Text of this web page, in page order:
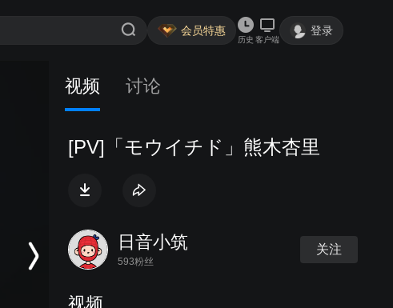
会员特惠
历史 客户端
登录
视频 讨论
[PV]「モウイチド」熊木杏里
日音小筑
593粉丝
关注
视频